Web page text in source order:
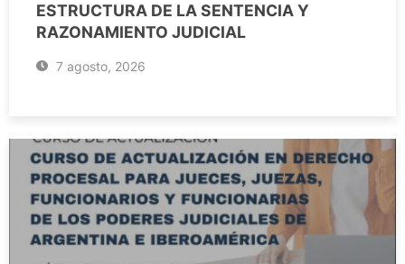
ESTRUCTURA DE LA SENTENCIA Y
RAZONAMIENTO JUDICIAL
7 agosto, 2026